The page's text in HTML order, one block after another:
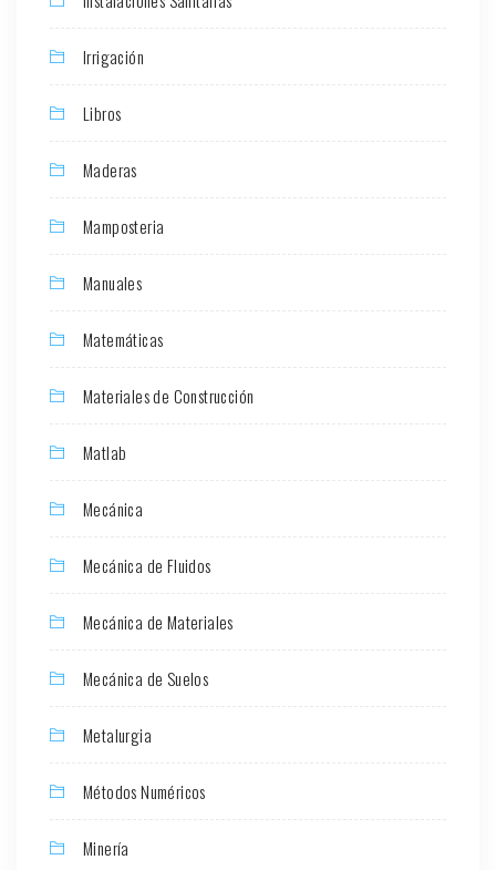
Irrigación
Libros
Maderas
Mamposteria
Manuales
Matemáticas
Materiales de Construcción
Matlab
Mecánica
Mecánica de Fluidos
Mecánica de Materiales
Mecánica de Suelos
Metalurgia
Métodos Numéricos
Minería